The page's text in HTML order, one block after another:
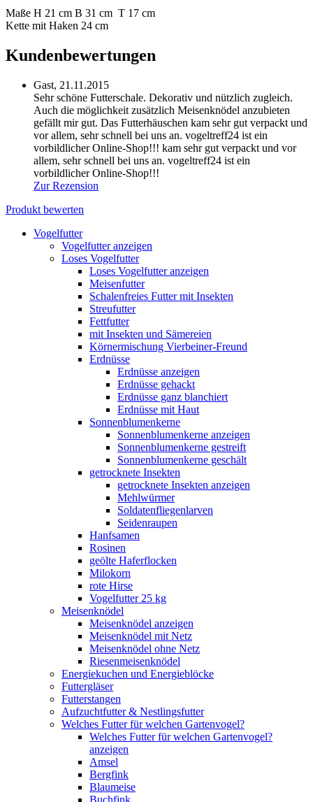
Maße H 21 cm B 31 cm T 17 cm
Kette mit Haken 24 cm
Kundenbewertungen
Gast, 21.11.2015
Sehr schöne Futterschale. Dekorativ und nützlich zugleich.
Auch die möglichkeit zusätzlich Meisenknödel anzubieten
gefällt mir gut. Das Futterhäuschen kam sehr gut verpackt und
vor allem, sehr schnell bei uns an. vogeltreff24 ist ein
vorbildlicher Online-Shop!!! kam sehr gut verpackt und vor
allem, sehr schnell bei uns an. vogeltreff24 ist ein
vorbildlicher Online-Shop!!!
Zur Rezension
Produkt bewerten
Vogelfutter
Vogelfutter anzeigen
Loses Vogelfutter
Loses Vogelfutter anzeigen
Meisenfutter
Schalenfreies Futter mit Insekten
Streufutter
Fettfutter
mit Insekten und Sämereien
Körnermischung Vierbeiner-Freund
Erdnüsse
Erdnüsse anzeigen
Erdnüsse gehackt
Erdnüsse ganz blanchiert
Erdnüsse mit Haut
Sonnenblumenkerne
Sonnenblumenkerne anzeigen
Sonnenblumenkerne gestreift
Sonnenblumenkerne geschält
getrocknete Insekten
getrocknete Insekten anzeigen
Mehlwürmer
Soldatenfliegenlarven
Seidenraupen
Hanfsamen
Rosinen
geölte Haferflocken
Milokorn
rote Hirse
Vogelfutter 25 kg
Meisenknödel
Meisenknödel anzeigen
Meisenknödel mit Netz
Meisenknödel ohne Netz
Riesenmeisenknödel
Energiekuchen und Energieblöcke
Futtergläser
Futterstangen
Aufzuchtfutter & Nestlingsfutter
Welches Futter für welchen Gartenvogel?
Welches Futter für welchen Gartenvogel?
anzeigen
Amsel
Bergfink
Blaumeise
Buchfink